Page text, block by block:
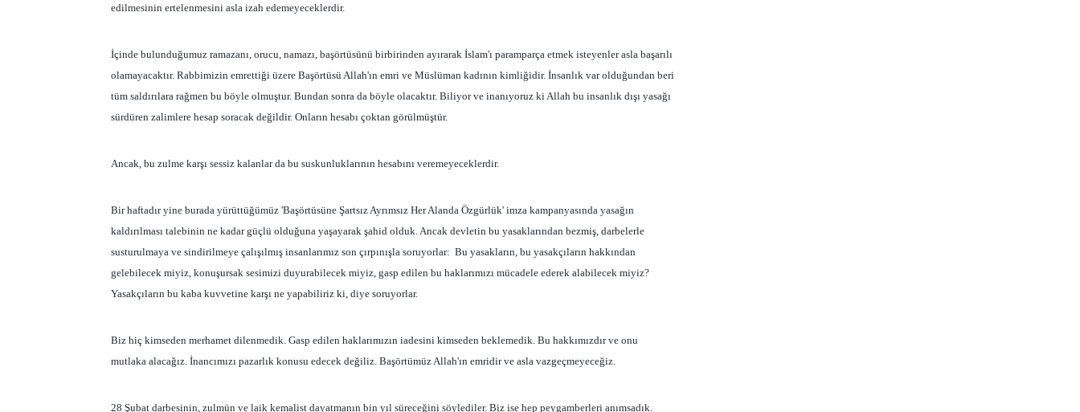
edilmesinin ertelenmesini asla izah edemeyeceklerdir.
İçinde bulunduğumuz ramazanı, orucu, namazı, başörtüsünü birbirinden ayırarak İslam'ı paramparça etmek isteyenler asla başarılı
olamayacaktır. Rabbimizin emrettiği üzere Başörtüsü Allah'ın emri ve Müslüman kadının kimliğidir. İnsanlık var olduğundan beri
tüm saldırılara rağmen bu böyle olmuştur. Bundan sonra da böyle olacaktır. Biliyor ve inanıyoruz ki Allah bu insanlık dışı yasağı
sürdüren zalimlere hesap soracak değildir. Onların hesabı çoktan görülmüştür.
Ancak, bu zulme karşı sessiz kalanlar da bu suskunluklarının hesabını veremeyeceklerdir.
Bir haftadır yine burada yürüttüğümüz 'Başörtüsüne Şartsız Ayrımsız Her Alanda Özgürlük' imza kampanyasında yasağın
kaldırılması talebinin ne kadar güçlü olduğuna yaşayarak şahid olduk. Ancak devletin bu yasaklarından bezmiş, darbelerle
susturulmaya ve sindirilmeye çalışılmış insanlarımız son çırpınışla soruyorlar: Bu yasakların, bu yasakçıların hakkından
gelebilecek miyiz, konuşursak sesimizi duyurabilecek miyiz, gasp edilen bu haklarımızı mücadele ederek alabilecek miyiz?
Yasakçıların bu kaba kuvvetine karşı ne yapabiliriz ki, diye soruyorlar.
Biz hiç kimseden merhamet dilenmedik. Gasp edilen haklarımızın iadesini kimseden beklemedik. Bu hakkımızdır ve onu
mutlaka alacağız. İnancımızı pazarlık konusu edecek değiliz. Başörtümüz Allah'ın emridir ve asla vazgeçmeyeceğiz.
28 Şubat darbesinin, zulmün ve laik kemalist dayatmanın bin yıl süreceğini söylediler. Biz ise hep peygamberleri anımsadık.